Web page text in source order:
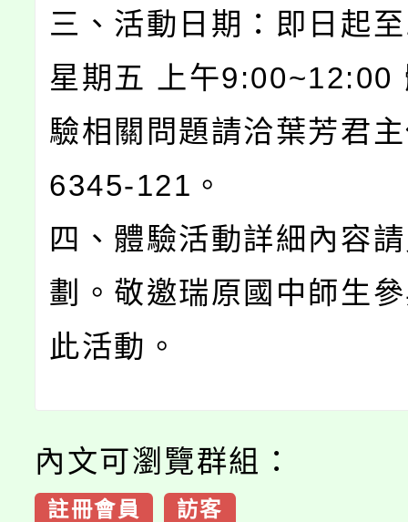
三、活動日期：即日起
星期五 上午9:00~12:00
驗相關問題請洽葉芳君
6345-121。
四、體驗活動詳細內容
劃。敬邀瑞原國中師生
此活動。
內文可瀏覽群組：
註冊會員 訪客